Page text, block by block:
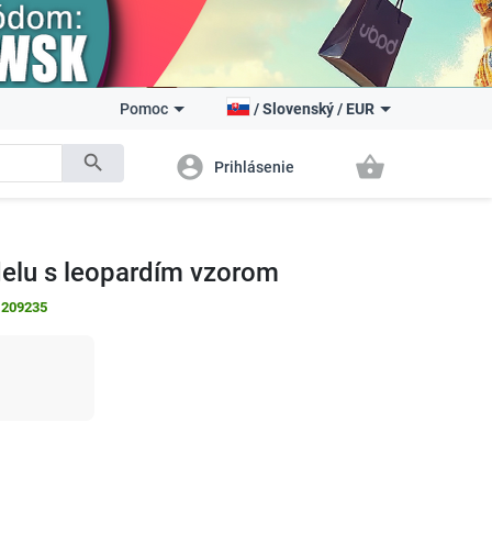
search
Pomoc /Slovenský/ EUR
account_circle Prihlásenie shopping_basket
s leopardím vzorom
209235